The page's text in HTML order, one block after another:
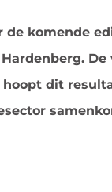
de komende
hoopt dit